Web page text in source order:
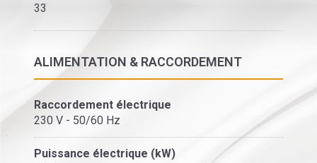
33
ALIMENTATION & RACCORDEMENT
Raccordement électrique
230 V - 50/60 Hz
Puissance électrique (kW)